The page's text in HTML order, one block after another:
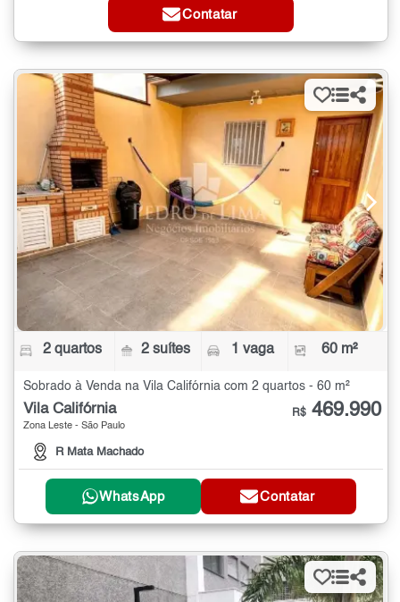
Contatar
2 quartos 2 suítes 1 vaga 60 m²
Sobrado à Venda na Vila Califórnia com 2 quartos - 60 m²
Vila Califórnia
Zona Leste - São Paulo
R Mata Machado
R$ 469.990
WhatsApp Contatar